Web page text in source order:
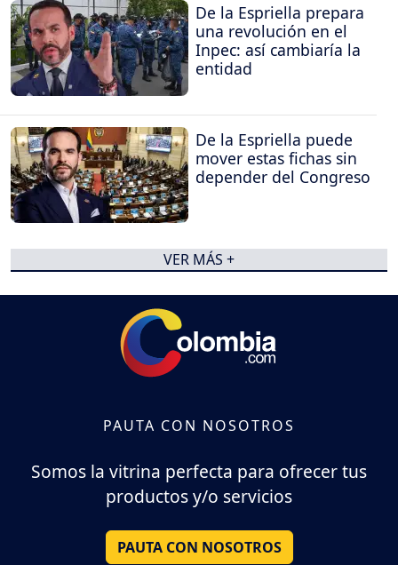
De la Espriella prepara
una revolución en el
Inpec: así cambiaría la
entidad
De la Espriella puede
mover estas fichas sin
depender del Congreso
VER MÁS +
PAUTA CON NOSOTROS
Somos la vitrina perfecta para ofrecer tus
productos y/o servicios
PAUTA CON NOSOTROS